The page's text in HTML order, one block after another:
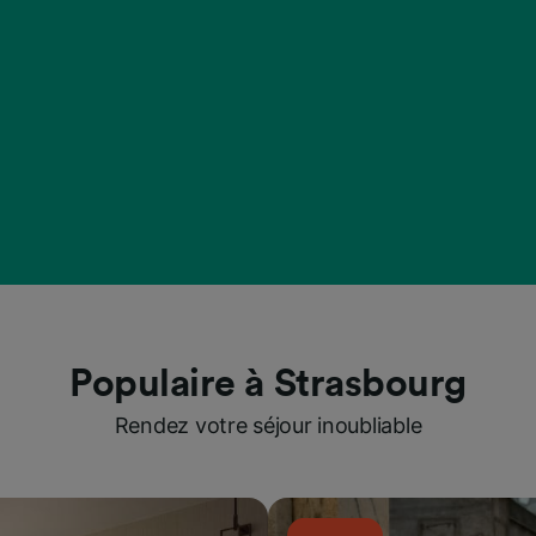
Populaire à Strasbourg
Rendez votre séjour inoubliable